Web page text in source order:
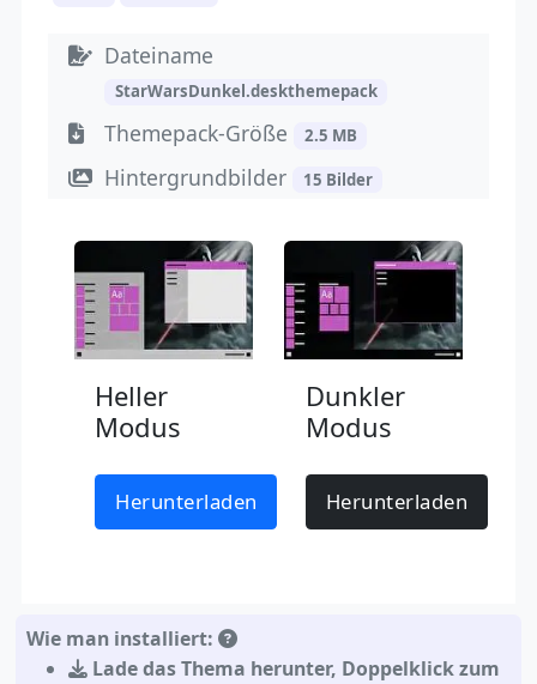
Dateiname
StarWarsDunkel.deskthemepack
Themepack-Größe 2.5 MB
Hintergrundbilder 15 Bilder
Heller
Modus
Herunterladen
Dunkler
Modus
Herunterladen
Wie man installiert:
Lade das Thema herunter, Doppelklick zum